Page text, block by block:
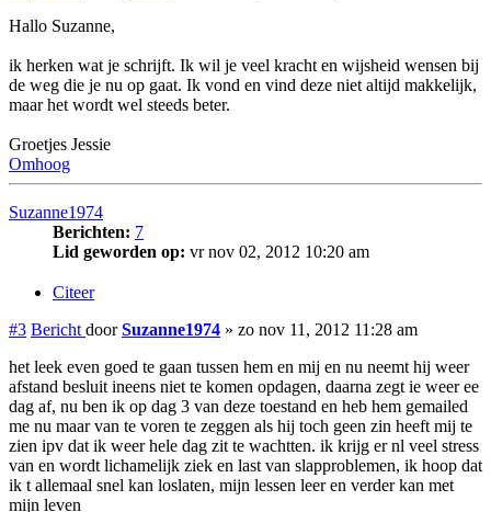
Hallo Suzanne,
ik herken wat je schrijft. Ik wil je veel kracht en wijsheid wensen bij
de weg die je nu op gaat. Ik vond en vind deze niet altijd makkelijk,
maar het wordt wel steeds beter.
Groetjes Jessie
Omhoog
Suzanne1974
Berichten: 7
Lid geworden op: vr nov 02, 2012 10:20 am
Citeer
#3 Bericht doorSuzanne1974 » zo nov 11, 2012 11:28 am
het leek even goed te gaan tussen hem en mij en nu neemt hij weer
afstand besluit ineens niet te komen opdagen, daarna zegt ie weer ee
dag af, nu ben ik op dag 3 van deze toestand en heb hem gemailed
me nu maar van te voren te zeggen als hij toch geen zin heeft mij te
zien ipv dat ik weer hele dag zit te wachtten. ik krijg er nl veel stress
van en wordt lichamelijk ziek en last van slapproblemen, ik hoop dat
ik t allemaal snel kan loslaten, mijn lessen leer en verder kan met
mijn leven